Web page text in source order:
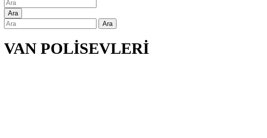
Ara
Ara
VAN POLİSEVLERİ